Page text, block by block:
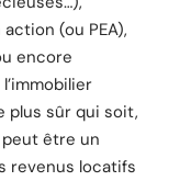
action (ou PEA),
encore
plus sûr qui soit,
peut être un
revenus locatifs